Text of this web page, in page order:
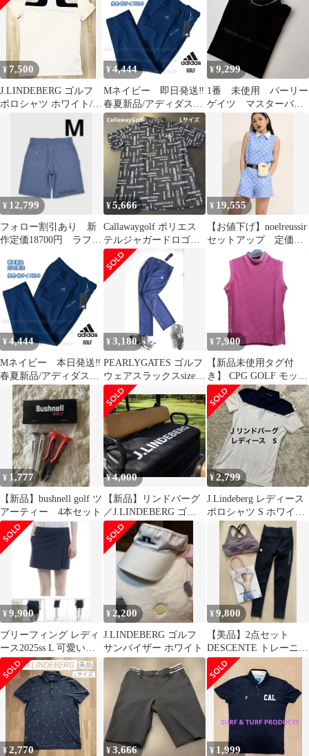
¥7,500
J.LINDEBERG ゴルフ
ポロシャツ ホワイト/グ
¥4,444
Mネイビー 即日発送‼️
春夏新品/アディダスゴ
ルフメンズ/ストレッチ
パンツ
¥9,299
1番 未使用 パーリー
ゲイツ マスターバニ
ーエディション モッ
クネックシャツ 黒
¥ 12,799
フォロー割引あり 新
作定価18700円 ラフロ
フパンツ
¥5,666
Callawaygolf ポリエス
テルジャガードロゴ半
袖シャツLネイビーLサ
イズ
¥ 19,555
【お値下げ】noelreussir
セットアップ 定価
¥45,000 ブルー
¥4,444
Mネイビー 本日発送‼️
春夏新品/アディダスゴ
ルフメンズ/ストレッチ
パンツ
¥3,180
PEARLYGATES ゴルフ
ウェアスラックスsize6
(L位)グレンチェック
¥ 7,900
【新品未使用タグ付
き】 CPG GOLF モック
ネック ノースリー
ブ ピンク
¥ 1,777
【新品】bushnell golf ツ
アーティー 4本セット
¥4,000
【新品】リンドバーグ
／J.LINDEBERG ゴル
フ 冷感カートシート 非
売品
¥2,799
J.Lindeberg レディース
ポロシャツ S ホワイト/
ネイビー
¥9,900
ブリーフィング レディ
ース2025ss L 可愛い
おしゃれ 紺
¥2,200
J.LINDEBERG ゴルフ
サンバイザー ホワイト
¥9,800
【美品】2点セット
DESCENTE トレーニン
グウェア
¥2,770 ¥3,666 ¥ 1,999